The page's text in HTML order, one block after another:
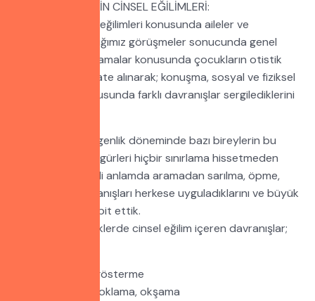
OTİSTİK BİREYLERİN CİNSEL EĞİLİMLERİ:
Otistiklerin cinsel eğilimleri konusunda aileler ve
eğitimcilerle yaptığımız görüşmeler sonucunda genel
olrak cinsel uygulamalar konusunda çocukların otistik
seviyeleri de dikkate alınarak; konuşma, sosyal ve fiziksel
özellikleri doğrultusunda farklı davranışlar sergilediklerini
Marjinal olarak ergenlik döneminde bazı bireylerin bu
dönemde cinsel figürleri hiçbir sınırlama hissetmeden
karşı cinsi de ciddi anlamda aramadan sarılma, öpme,
okşama gibi davranışları herkese uyguladıklarını ve büyük
haz aldıklarını tespit ettik.
Genel olark otistiklerde cinsel eğilim içeren davranışlar;
• Cinsel organını gösterme
• Sarılma, öpme, koklama, okşama